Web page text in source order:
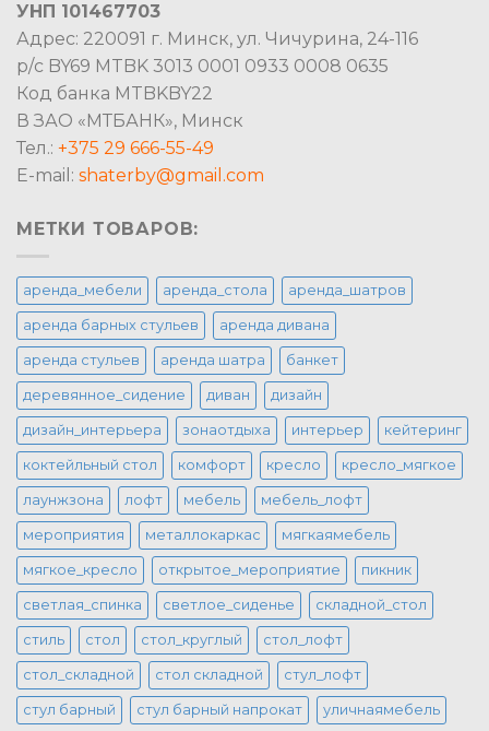
УНП 101467703
Адрес: 220091 г. Минск, ул. Чичурина, 24-116
р/с BY69 MTBK 3013 0001 0933 0008 0635
Код банка MTBKBY22
В ЗАО «МТБАНК», Минск
Тел.: +375 29 666-55-49
E-mail: shaterby@gmail.com
МЕТКИ ТОВАРОВ:
аренда_мебели аренда_стола аренда_шатров
аренда барных стульев аренда дивана
аренда стульев аренда шатра банкет
деревянное_сидение диван дизайн
дизайн_интерьера зонаотдыха интерьер кейтеринг
коктейльный стол комфорт кресло кресло_мягкое
лаунжзона лофт мебель мебель_лофт
мероприятия металлокаркас мягкаямебель
мягкое_кресло открытое_мероприятие пикник
светлая_спинка светлое_сиденье складной_стол
стиль стол стол_круглый стол_лофт
стол_складной стол складной стул_лофт
стул барный стул барный напрокат уличнаямебель